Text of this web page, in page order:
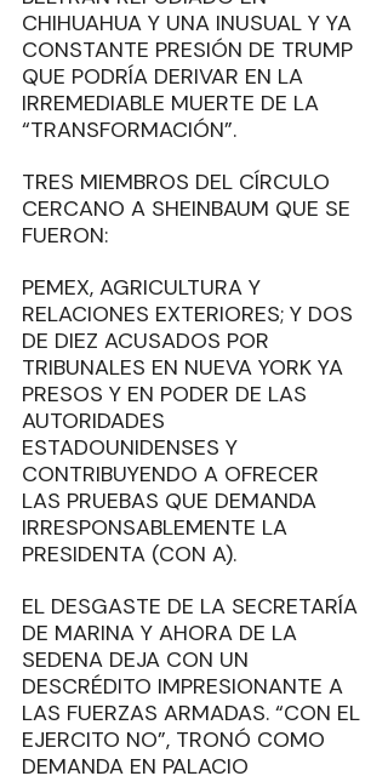
CHIHUAHUA Y UNA INUSUAL Y YA
CONSTANTE PRESIÓN DE TRUMP
QUE PODRÍA DERIVAR EN LA
IRREMEDIABLE MUERTE DE LA
“TRANSFORMACIÓN”.
TRES MIEMBROS DEL CÍRCULO
CERCANO A SHEINBAUM QUE SE
FUERON:
PEMEX, AGRICULTURA Y
RELACIONES EXTERIORES; Y DOS
DE DIEZ ACUSADOS POR
TRIBUNALES EN NUEVA YORK YA
PRESOS Y EN PODER DE LAS
AUTORIDADES
ESTADOUNIDENSES Y
CONTRIBUYENDO A OFRECER
LAS PRUEBAS QUE DEMANDA
IRRESPONSABLEMENTE LA
PRESIDENTA (CON A).
EL DESGASTE DE LA SECRETARÍA
DE MARINA Y AHORA DE LA
SEDENA DEJA CON UN
DESCRÉDITO IMPRESIONANTE A
LAS FUERZAS ARMADAS. “CON EL
EJERCITO NO”, TRONÓ COMO
DEMANDA EN PALACIO